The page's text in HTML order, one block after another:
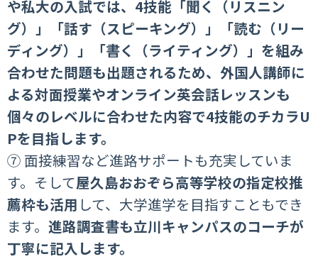
や私大の入試では、4技能「聞く（リスニン
グ）」「話す（スピーキング）」「読む（リー
ディング）」「書く（ライティング）」を組み
合わせた問題も出題されるため、外国人講師に
よる対面授業やオンライン英会話レッスンも
個々のレベルに合わせた内容で4技能のチカラU
Pを目指します。
⑦ 面接練習など進路サポートも充実していま
す。そして屋久島おおぞら高等学校の指定校推
薦枠も活用 して、大学進学を目指すこともでき
ます。進路調査書も立川キャンパスのコーチが
丁寧に記入します。